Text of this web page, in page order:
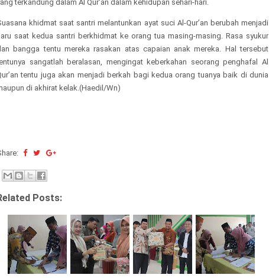
terkandung dalam Al Qur'an dalam kehidupan sehari-hari.
khidmat saat santri melantunkan ayat suci Al-Qur’an berubah menjadi
saat kedua santri berkhidmat ke orang tua masing-masing. Rasa syukur
bangga tentu mereka rasakan atas capaian anak mereka. Hal tersebut
sangatlah beralasan, mengingat keberkahan seorang penghafal Al
tentu juga akan menjadi berkah bagi kedua orang tuanya baik di dunia
di akhirat kelak.(Haedil/Wn)
Posts: